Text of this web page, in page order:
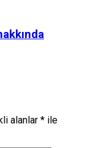
alanlar * ile